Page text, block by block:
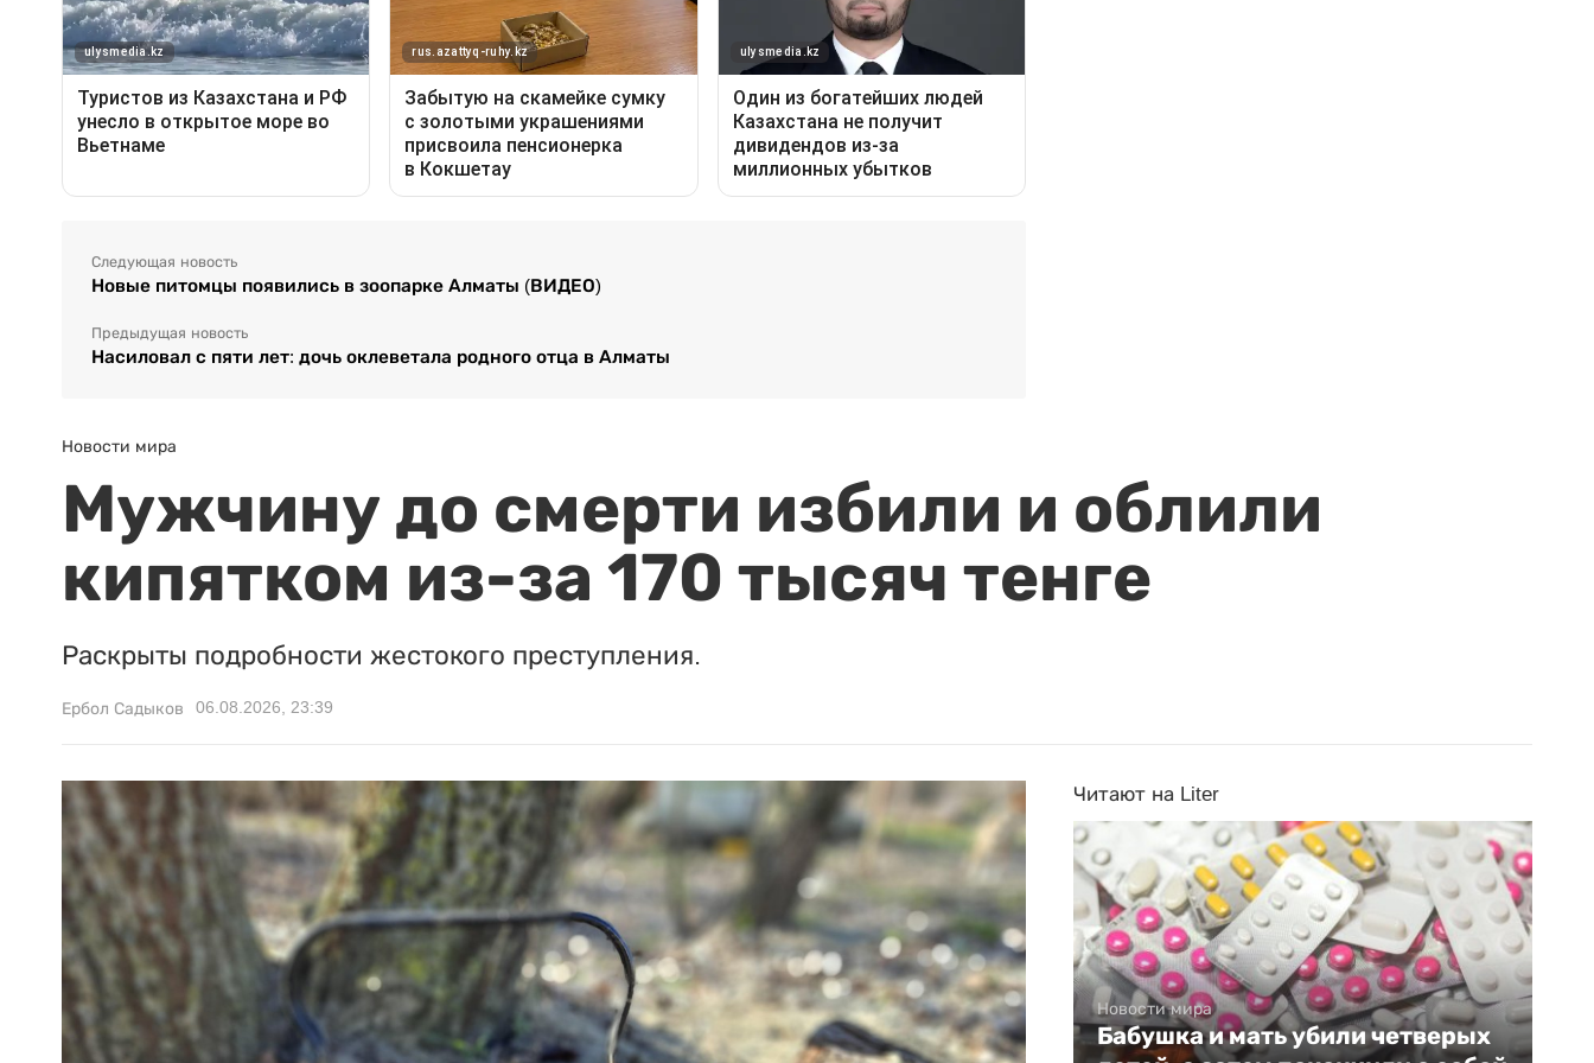
Следующая новость
Новые питомцы появились в зоопарке Алматы (ВИДЕО)
Предыдущая новость
Насиловал с пяти лет: дочь оклеветала родного отца в Алматы
Новости мира
Мужчину до смерти избили и облили
кипятком из-за 170 тысяч тенге
Раскрыты подробности жестокого преступления.
Ербол Садыков 06.08.2026, 23:39
Читают на Liter
Новости мира
Бабушка и мать убили четверых